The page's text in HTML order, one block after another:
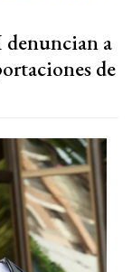
denuncian a
de